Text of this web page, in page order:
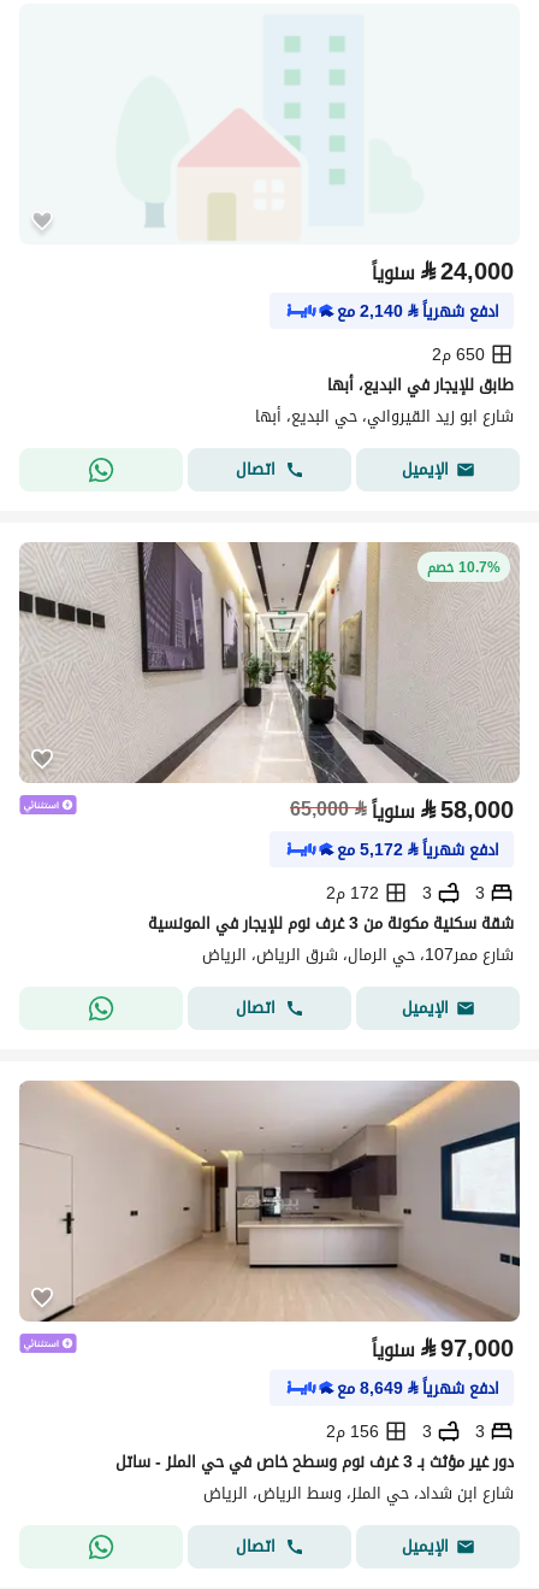
⃁24,000 سنوياً
ادفع شهرياً⃁
2,140مع
650 م2
طابق للإيجار في البديع، أبها
شارع ابو زيد القيرواني، حي البديع، أبها
الإيميل
اتصال
10.7% خصم
⃁58,000 سنوياً⃁
65,000
ادفع شهرياً⃁
5,172مع
3
3
172 م2
شقة سكنية مكونة من 3 غرف نوم للإيجار في المونسية
شارع ممر107، حي الرمال، شرق الرياض، الرياض
الإيميل
اتصال
⃁97,000 سنوياً
ادفع شهرياً⃁
8,649مع
3
3
156 م2
دور غير مؤثث بـ 3 غرف نوم وسطح خاص في حي الملز - ساتل
شارع ابن شداد، حي الملز، وسط الرياض، الرياض
الإيميل
اتصال